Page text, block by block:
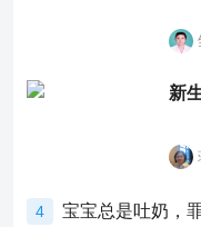
新
4 宝宝总是吐奶，